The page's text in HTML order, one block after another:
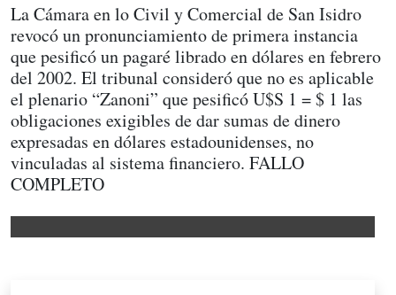
La Cámara en lo Civil y Comercial de San Isidro
revocó un pronunciamiento de primera instancia
que pesificó un pagaré librado en dólares en febrero
del 2002. El tribunal consideró que no es aplicable
el plenario “Zanoni” que pesificó U$S 1 = $ 1 las
obligaciones exigibles de dar sumas de dinero
expresadas en dólares estadounidenses, no
vinculadas al sistema financiero. FALLO
COMPLETO